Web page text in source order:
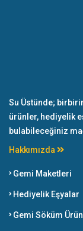
Su Üstünde;
ürünler, hediyelik
bulabileceğiniz
Hakkımızda
Gemi Maketleri
Hediyelik Eşyalar
Gemi Söküm